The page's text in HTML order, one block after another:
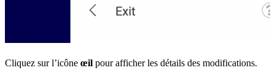
Cliquez sur l’icône œil pour afficher les détails des modifications.